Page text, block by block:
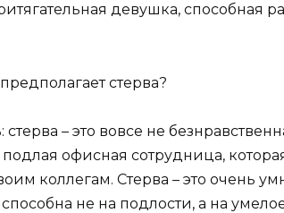
девушка, способная
стерва?
– это вовсе не
подлая офисная сотрудница,
коллегам. Стерва – это очень
не на подлости, а на